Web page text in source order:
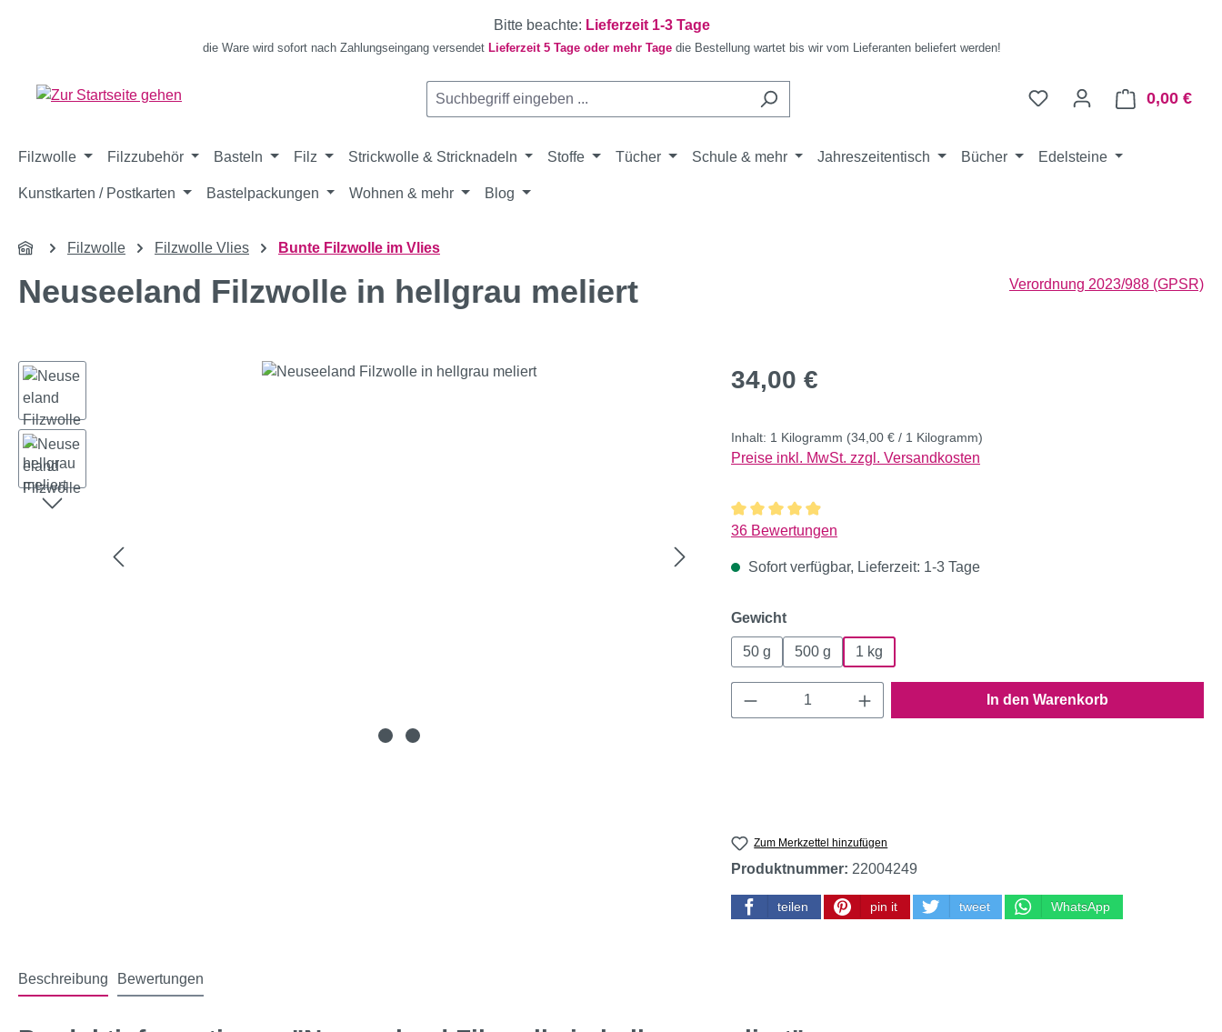
Bitte beachte: Lieferzeit 1-3 Tage
die Ware wird sofort nach Zahlungseingang versendet Lieferzeit 5 Tage oder mehr Tage die Bestellung wartet bis wir vom Lieferanten beliefert werden!
0,00 €
Filzwolle Filzzubehör Basteln Filz Strickwolle & Stricknadeln Stoffe Tücher Schule & mehr Jahreszeitentisch Bücher Edelsteine
Kunstkarten / Postkarten Bastelpackungen Wohnen & mehr Blog
Filzwolle Filzwolle Vlies Bunte Filzwolle im Vlies
Neuseeland Filzwolle in hellgrau meliert Verordnung 2023/988 (GPSR)
Bildergalerie überspringen Regulärer Preis:
34,00 €
Inhalt: 1 Kilogramm (34,00 € / 1 Kilogramm)
Preise inkl. MwSt. zzgl. Versandkosten
Durchschnittliche Bewertung von 4.97 von 5 Sternen
36 Bewertungen
Sofort verfügbar, Lieferzeit: 1-3 Tage
Gewichtauswählen
50 g 500 g 1 kg
Produkt Anzahl: Gib den gewünschten Wert ein
In den Warenkorb
Zum Merkzettel hinzufügen
Produktnummer: 22004249
teilen pin it tweet WhatsApp
Beschreibung Bewertungen